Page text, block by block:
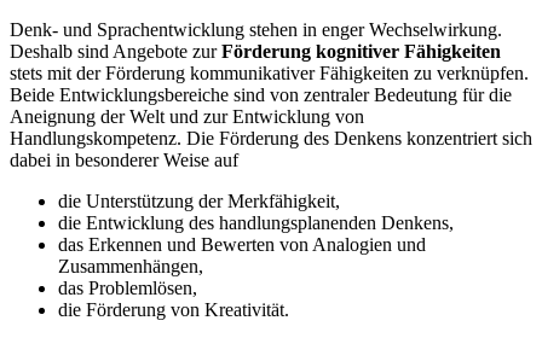
Denk- und Sprachentwicklung stehen in enger Wechselwirkung.
Deshalb sind Angebote zurFörderung kognitiver Fähigkeiten
stets mit der Förderung kommunikativer Fähigkeiten zu verknüpfen.
Beide Entwicklungsbereiche sind von zentraler Bedeutung für die
Aneignung der Welt und zur Entwicklung von
Handlungskompetenz. Die Förderung des Denkens konzentriert sich
dabei in besonderer Weise auf
die Unterstützung der Merkfähigkeit,
die Entwicklung des handlungsplanenden Denkens,
das Erkennen und Bewerten von Analogien und
Zusammenhängen,
das Problemlösen,
die Förderung von Kreativität.